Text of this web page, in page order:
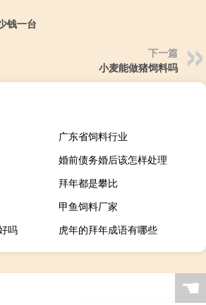
钱一台
下一篇
小麦能做猪饲料吗
广东省饲料行业
婚前债务婚后该怎样处理
拜年都是攀比
甲鱼饲料厂家
吗
虎年的拜年成语有哪些
☚